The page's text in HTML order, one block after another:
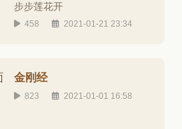
步步莲花开
458 2021-01-21 23:34
金刚经
823 2021-01-01 16:58